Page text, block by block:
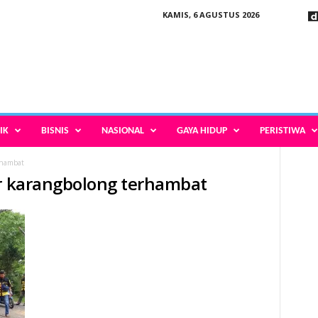
KAMIS, 6 AGUSTUS 2026
BISNIS NASIONAL GAYA HIDUP PERISTIWA
karangbolong terhambat